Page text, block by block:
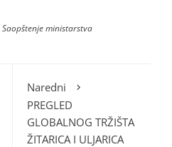
Saopštenje ministarstva
Naredni
PREGLED
GLOBALNOG TRŽIŠTA
ŽITARICA I ULJARICA